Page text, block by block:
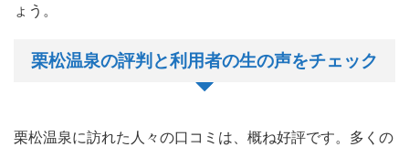
ょう。
栗松温泉の評判と利用者の生の声をチェック
栗松温泉に訪れた人々の口コミは、概ね好評です。多くの